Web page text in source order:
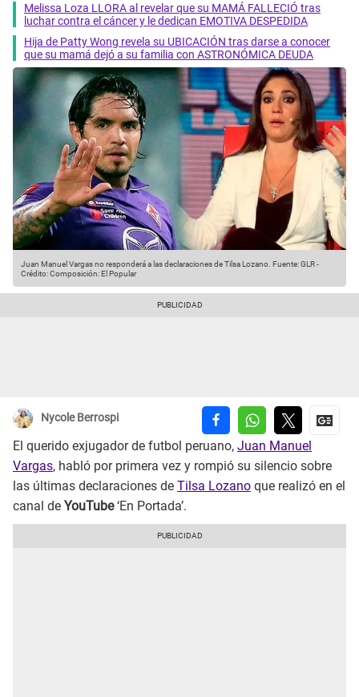
Melissa Loza LLORA al revelar que su MAMÁ FALLECIÓ tras
luchar contra el cáncer y le dedican EMOTIVA DESPEDIDA
Hija de Patty Wong revela su UBICACIÓN tras darse a conocer
que su mamá dejó a su familia con ASTRONÓMICA DEUDA
Juan Manuel Vargas no responderá a las declaraciones de Tilsa Lozano. Fuente: GLR-
Crédito: Composición: El Popular
Nycole Berrospi
El querido exjugador de futbol peruano, Juan Manuel
Vargas, habló por primera vez y rompió su silencio sobre
las últimas declaraciones de Tilsa Lozano que realizó en el
canal de YouTube‘En Portada’.